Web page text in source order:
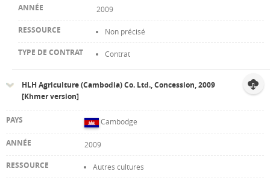
2009
Non précisé
Contrat
HLH Agriculture (Cambodia) Co. Ltd., Concession, 2009
[Khmer version]
Cambodge
2009
Autres cultures